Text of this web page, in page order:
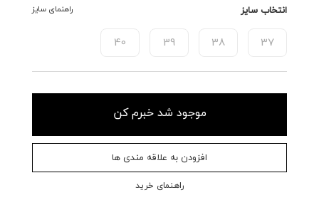
انتخاب سایز راهنمای سایز
37
38
39
40
موجود شد خبرم کن
افزودن به علاقه مندی ها
راهنمای خرید